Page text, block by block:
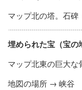
マップ北の塔。石碑
埋められた宝（宝の
マップ北東の巨大な
地図の場所 → 峡谷